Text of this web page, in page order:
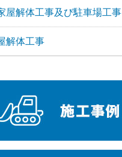
屋解体工事及び駐車場工事
解体工事